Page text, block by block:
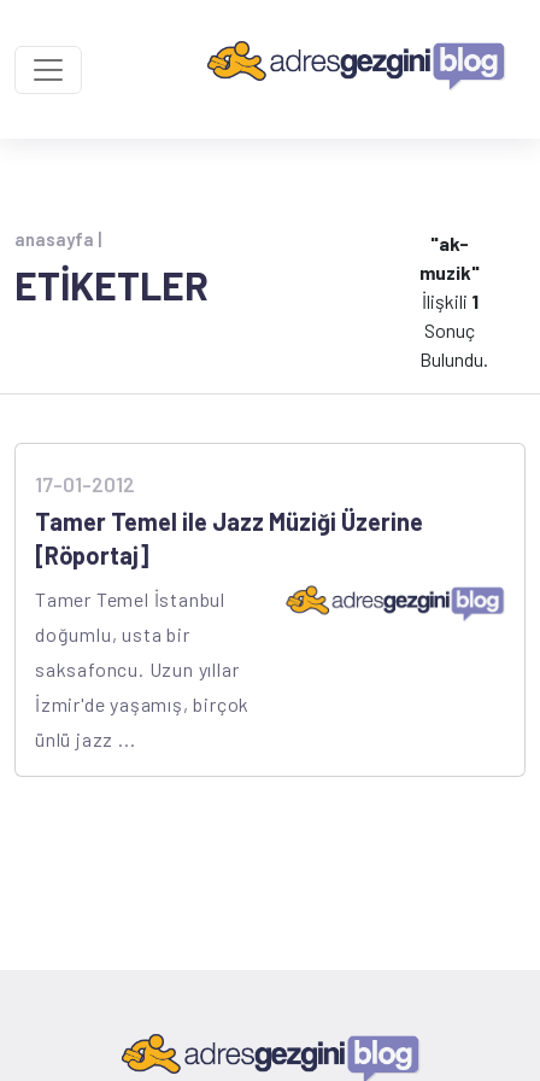
anasayfa |
ETİKETLER
"ak-
muzik"
İlişkili 1
Sonuç
Bulundu.
17-01-2012
Tamer Temel ile Jazz Müziği Üzerine
[Röportaj]
Tamer Temel İstanbul
doğumlu, usta bir
saksafoncu. Uzun yıllar
İzmir'de yaşamış, birçok
ünlü jazz ...